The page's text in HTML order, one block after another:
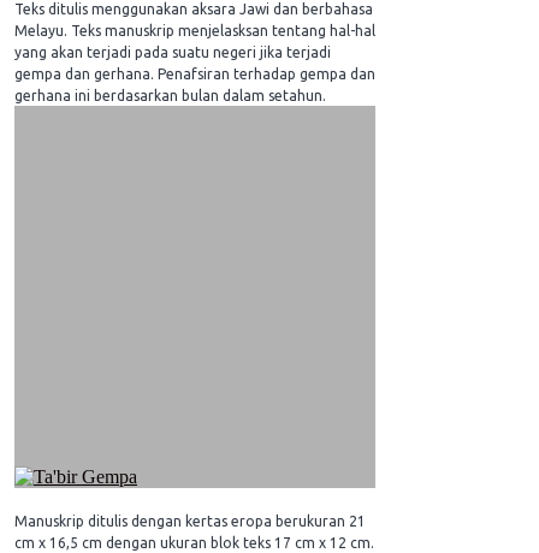
Teks ditulis menggunakan aksara Jawi dan berbahasa
Melayu. Teks manuskrip menjelasksan tentang hal-hal
yang akan terjadi pada suatu negeri jika terjadi
gempa dan gerhana. Penafsiran terhadap gempa dan
gerhana ini berdasarkan bulan dalam setahun.
Manuskrip ditulis dengan kertas eropa berukuran 21
cm x 16,5 cm dengan ukuran blok teks 17 cm x 12 cm.